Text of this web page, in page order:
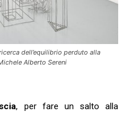
dell’equilibrio perduto alla
Alberto Sereni
, per fare un salto alla